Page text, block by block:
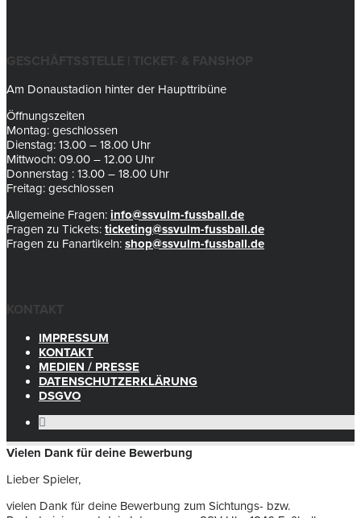
GESCHÄFTSSTELLE | TICKET- & FANSHOP
Am Donaustadion hinter der Haupttribüne
Öffnungszeiten
Montag: geschlossen
Dienstag: 13.00 – 18.00 Uhr
Mittwoch: 09.00 – 12.00 Uhr
Donnerstag : 13.00 – 18.00 Uhr
Freitag: geschlossen
Allgemeine Fragen: info@ssvulm-fussball.de
Fragen zu Tickets: ticketing@ssvulm-fussball.de
Fragen zu Fanartikeln: shop@ssvulm-fussball.de
KONTAKT
IMPRESSUM
KONTAKT
MEDIEN / PRESSE
DATENSCHUTZERKLÄRUNG
DSGVO
Vielen Dank für deine Bewerbung
Lieber Spieler,
vielen Dank für deine Bewerbung zum Sichtungs- bzw.